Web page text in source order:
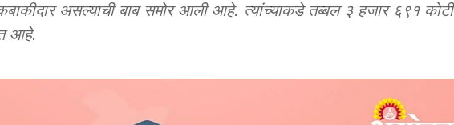
असल्याची बाब समोर आली आहे. त्यांच्याकडे तब्बल ३ हजार ६९१ कोटी
आहे.